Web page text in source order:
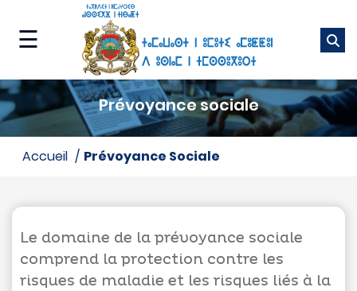
main
☰
ⴰⵎⴰⵡⴰⵙ
ⵜⵉⵡⵓⵔⵉⵡⵉⵏ
ⵏⵏⵖ
ⴰⵙⴰⵢⵔⴰⵔ
ⴰⵙⵏⵖⵎⵙ
Prévoyance sociale
accueil Prévoyance Sociale
Le domaine de la prévoyance sociale
comprend la protection contre les
risques de maladie et les risques liés à la